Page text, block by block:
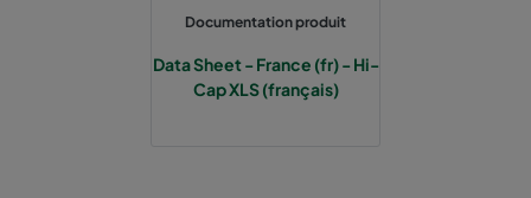
Documentation produit
Data Sheet - France (fr) - Hi-
Cap XLS (français)